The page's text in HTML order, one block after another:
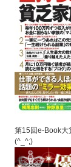
第15回e-Book大
(^_^;)